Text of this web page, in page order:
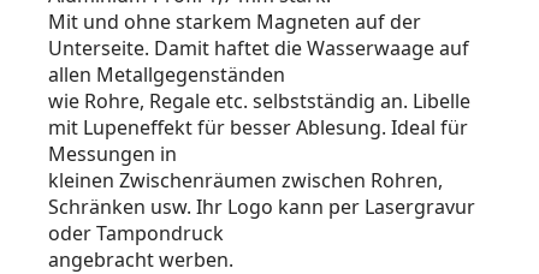
Mit und ohne starkem Magneten auf der
Unterseite. Damit haftet die Wasserwaage auf
allen Metallgegenständen
wie Rohre, Regale etc. selbstständig an. Libelle
mit Lupeneffekt für besser Ablesung. Ideal für
Messungen in
kleinen Zwischenräumen zwischen Rohren,
Schränken usw. Ihr Logo kann per Lasergravur
oder Tampondruck
angebracht werben.